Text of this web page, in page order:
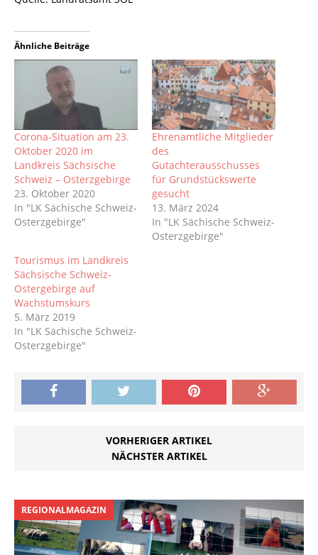
Ähnliche Beiträge
Corona-Situation am 23.
Oktober 2020 im
Landkreis Sächsische
Schweiz – Osterzgebirge
23. Oktober 2020
In "LK Sächische Schweiz-
Osterzgebirge"
Ehrenamtliche Mitglieder
des
Gutachterausschusses
für Grundstückswerte
gesucht
13. März 2024
In "LK Sächische Schweiz-
Osterzgebirge"
Tourismus im Landkreis
Sächsische Schweiz-
Ostergebirge auf
Wachstumskurs
5. März 2019
In "LK Sächische Schweiz-
Osterzgebirge"
VORHERIGER ARTIKEL
NÄCHSTER ARTIKEL
REGIONALMAGAZIN